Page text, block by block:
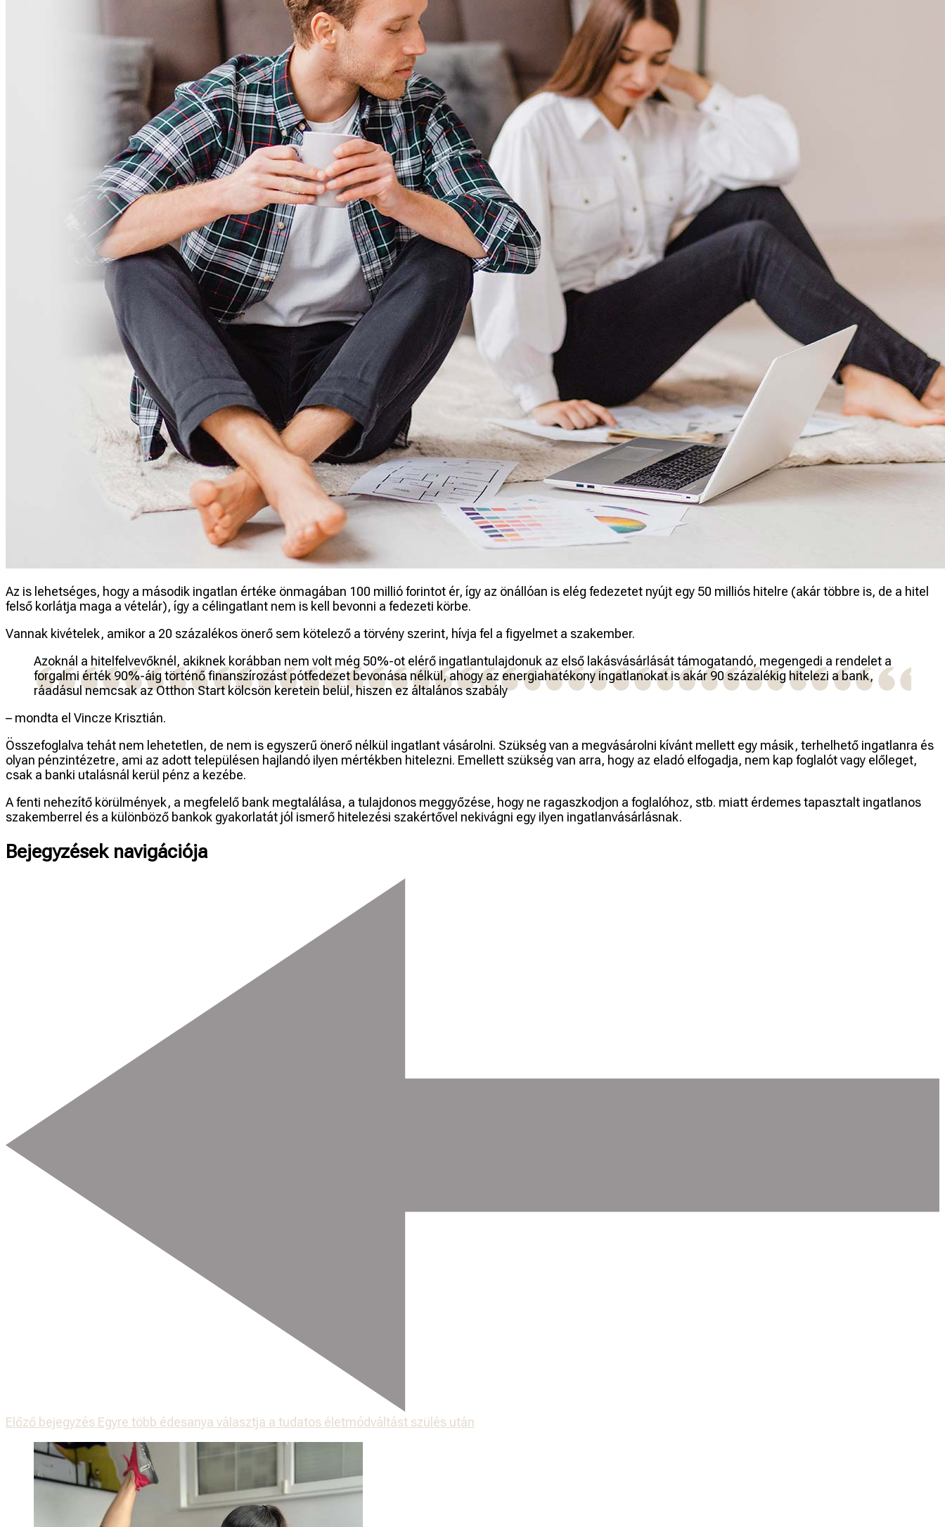
Az is lehetséges, hogy a második ingatlan értéke önmagában 100 millió forintot ér, így az önállóan is elég fedezetet nyújt egy 50 milliós hitelre (akár többre is, de a hitel
felső korlátja maga a vételár), így a célingatlant nem is kell bevonni a fedezeti körbe.
Vannak kivételek, amikor a 20 százalékos önerő sem kötelező a törvény szerint, hívja fel a figyelmet a szakember.
Azoknál a hitelfelvevőknél, akiknek korábban nem volt még 50%-ot elérő ingatlantulajdonuk az első lakásvásárlását támogatandó, megengedi a rendelet a
forgalmi érték 90%-áig történő finanszírozást pótfedezet bevonása nélkül, ahogy az energiahatékony ingatlanokat is akár 90 százalékig hitelezi a bank,
ráadásul nemcsak az Otthon Start kölcsön keretein belül, hiszen ez általános szabály
– mondta el Vincze Krisztián.
Összefoglalva tehát nem lehetetlen, de nem is egyszerű önerő nélkül ingatlant vásárolni. Szükség van a megvásárolni kívánt mellett egy másik, terhelhető ingatlanra és
olyan pénzintézetre, ami az adott településen hajlandó ilyen mértékben hitelezni. Emellett szükség van arra, hogy az eladó elfogadja, nem kap foglalót vagy előleget,
csak a banki utalásnál kerül pénz a kezébe.
A fenti nehezítő körülmények, a megfelelő bank megtalálása, a tulajdonos meggyőzése, hogy ne ragaszkodjon a foglalóhoz, stb. miatt érdemes tapasztalt ingatlanos
szakemberrel és a különböző bankok gyakorlatát jól ismerő hitelezési szakértővel nekivágni egy ilyen ingatlanvásárlásnak.
Bejegyzések navigációja
Előző bejegyzés Egyre több édesanya választja a tudatos életmódváltást szülés után